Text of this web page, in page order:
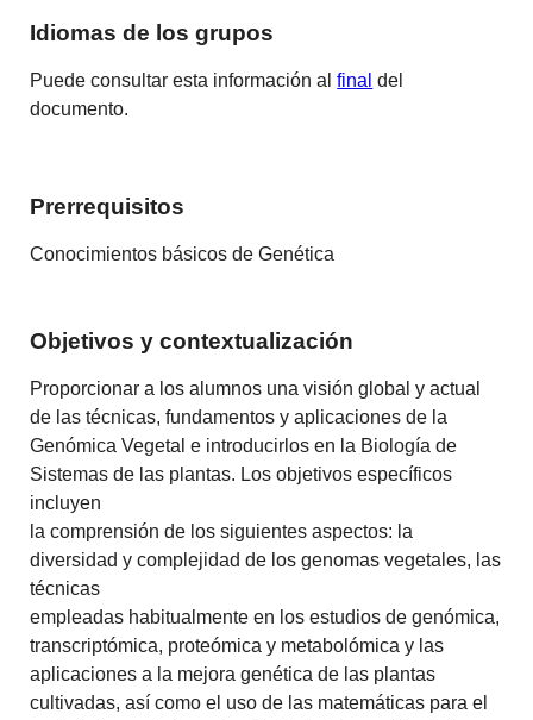
Idiomas de los grupos
Puede consultar esta información alfinal del
documento.
Prerrequisitos
Conocimientos básicos de Genética
Objetivos y contextualización
Proporcionar a los alumnos una visión global y actual
de las técnicas, fundamentos y aplicaciones de la
Genómica Vegetal e introducirlos en la Biología de
Sistemas de las plantas. Los objetivos específicos
incluyen
la comprensión de los siguientes aspectos: la
diversidad y complejidad de los genomas vegetales, las
técnicas
empleadas habitualmente en los estudios de genómica,
transcriptómica, proteómica y metabolómica y las
aplicaciones a la mejora genética de las plantas
cultivadas, así como el uso de las matemáticas para el